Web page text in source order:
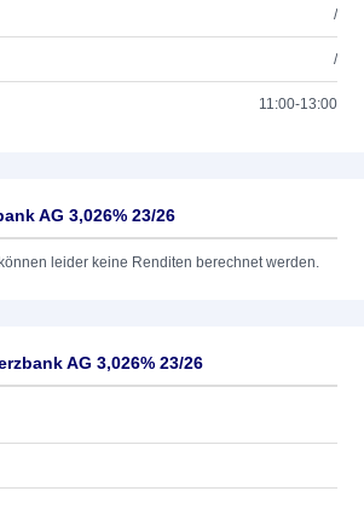
/
/
11:00-13:00
AG 3,026% 23/26
leider keine Renditen berechnet werden.
AG 3,026% 23/26